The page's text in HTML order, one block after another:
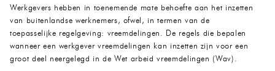
Werkgevers hebben in toenemende mate behoefte aan het inzetten
van buitenlandse werknemers, ofwel, in termen van de
toepasselijke regelgeving: vreemdelingen. De regels die bepalen
wanneer een werkgever vreemdelingen kan inzetten zijn voor een
groot deel neergelegd in de Wet arbeid vreemdelingen (Wav).